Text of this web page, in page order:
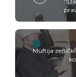
Muftija